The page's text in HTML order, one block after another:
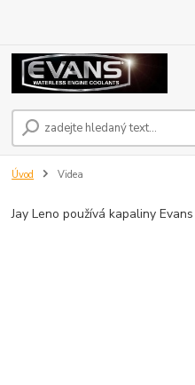
Úvod Videa
Jay Leno používá kapaliny